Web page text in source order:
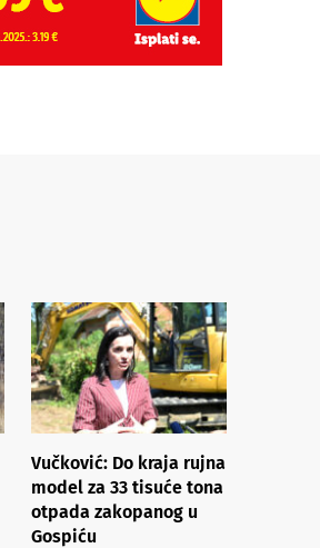
Vučković: Do kraja rujna
model za 33 tisuće tona
otpada zakopanog u
Gospiću